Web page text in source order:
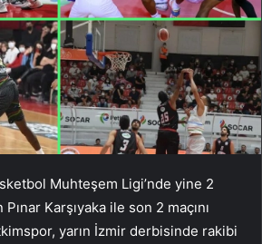
Muhteşem Ligi’nde yine 2
Karşıyaka ile son 2 maçını
yarın İzmir derbisinde rakibi